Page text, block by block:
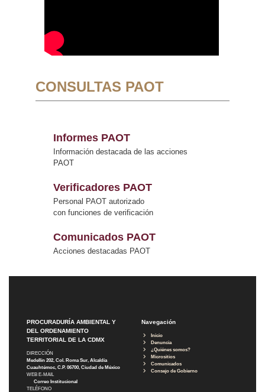
CONSULTAS PAOT
Informes PAOT
Información destacada de las acciones
PAOT
Verificadores PAOT
Personal PAOT autorizado
con funciones de verificación
Comunicados PAOT
Acciones destacadas PAOT
PROCURADURÍA AMBIENTAL Y
DEL ORDENAMIENTO
TERRITORIAL DE LA CDMX
DIRECCIÓN
Medellín 202, Col. Roma Sur, Alcaldía
Cuauhtémoc, C.P. 06700, Ciudad de México
WEB E-MAIL
Correo Institucional
TELÉFONO
Navegación
Inicio
Denuncia
¿Quiénes somos?
Micrositios
Comunicados
Consejo de Gobierno